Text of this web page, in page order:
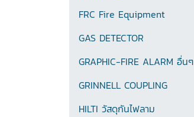
FRC Fire Equipment
GAS DETECTOR
GRAPHIC-FIRE ALARM อื่นๆ
GRINNELL COUPLING
HILTI วัสดุกันไฟลาม